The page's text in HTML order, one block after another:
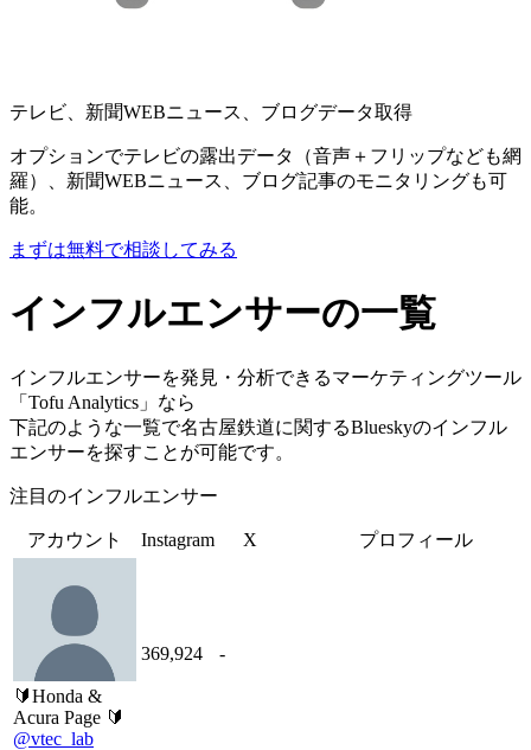
テレビ、新聞WEBニュース、ブログデータ取得
オプションでテレビの露出データ（音声＋フリップなども網
羅）、新聞WEBニュース、ブログ記事のモニタリングも可
能。
まずは無料で相談してみる
インフルエンサーの一覧
インフルエンサーを発見・分析できるマーケティングツール
「Tofu Analytics」なら
下記のような一覧で名古屋鉄道に関するBlueskyのインフル
エンサーを探すことが可能です。
注目のインフルエンサー
アカウント Instagram X プロフィール
🔰Honda &
Acura Page 🔰
@vtec_lab
369,924 -